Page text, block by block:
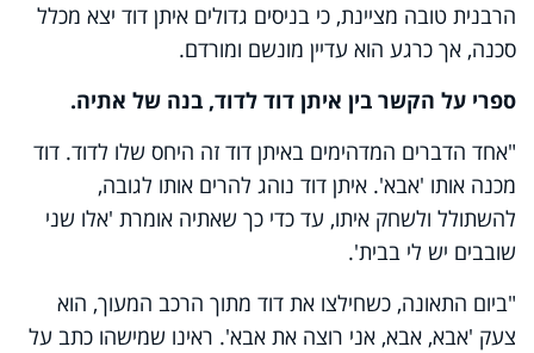
הרבנית טובה מציינת, כי בניסים גדולים איתן דוד יצא מכלל
סכנה, אך כרגע הוא עדיין מונשם ומורדם.
ספרי על הקשר בין איתן דוד לדוד, בנה של אתיה.
"אחד הדברים המדהימים באיתן דוד זה היחס שלו לדוד. דוד
מכנה אותו 'אבא'. איתן דוד נוהג להרים אותו לגובה,
להשתולל ולשחק איתו, עד כדי כך שאתיה אומרת 'אלו שני
שובבים יש לי בבית'.
"ביום התאונה, כשחילצו את דוד מתוך הרכב המעוך, הוא
צעק 'אבא, אבא, אני רוצה את אבא'. ראינו שמישהו כתב על